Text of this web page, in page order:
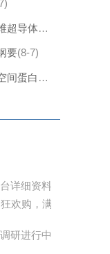
用于量子电路的空气稳定型二维超导体的封装外延生长
要(8-7)
虚拟组织基础模型解析跨尺度空间蛋白质组学
详细资料
欢购，满
研进行中